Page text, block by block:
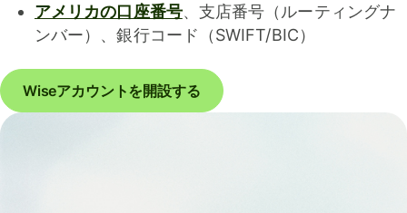
アメリカの口座番号、支店番号（ルーティングナ
ンバー）、銀行コード（SWIFT/BIC）
Wiseアカウントを開設する